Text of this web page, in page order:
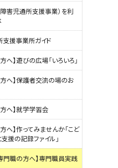
害児通所支援事業）を利
援事業所ガイド
へ】遊びの広場「いろいろ」
へ】保護者交流の場のお
へ】就学学習会
へ】作ってみませんか「こど
援の記録ファイル」
門職の方へ】専門職員実践